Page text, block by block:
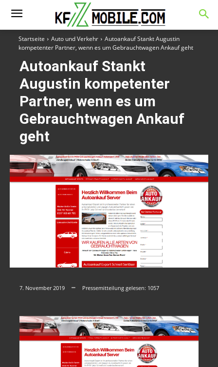
Startseite Auto und Verkehr
Autoankauf Stankt Augustin
kompetenter Partner, wenn es um Gebrauchtwagen Ankauf geht
Autoankauf Stankt
Augustin kompetenter
Partner, wenn es um
Gebrauchtwagen Ankauf
geht
7. November 2019 Pressemitteilung gelesen: 1057